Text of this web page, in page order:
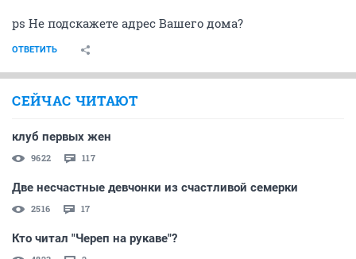
ps Не подскажете адрес Вашего дома?
ОТВЕТИТЬ
СЕЙЧАС ЧИТАЮТ
клуб первых жен
9622 117
Две несчастные девчонки из счастливой семерки
2516 17
Кто читал "Череп на рукаве"?